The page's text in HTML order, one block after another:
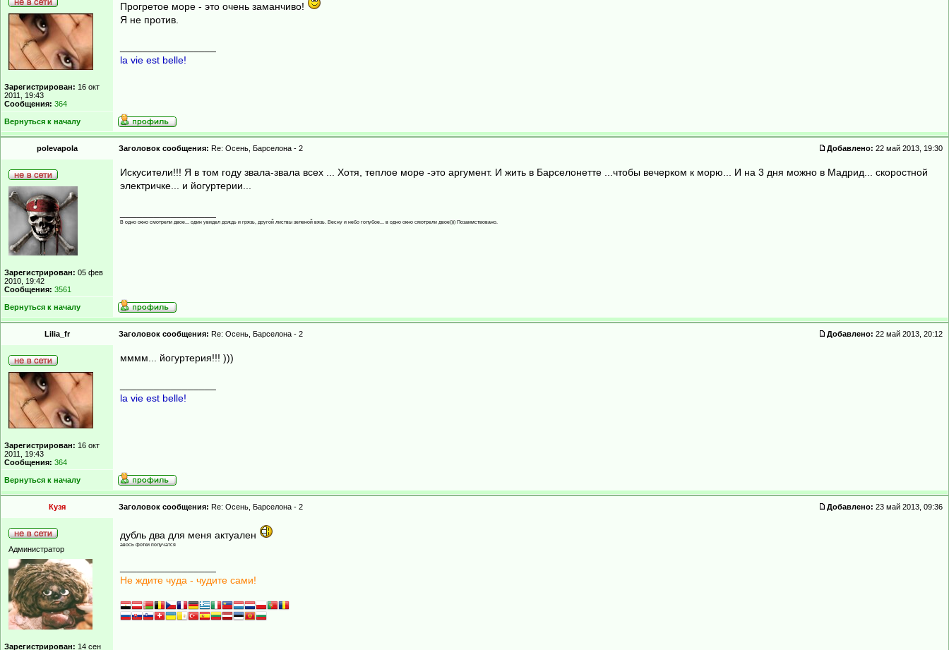
Зарегистрирован: 16 окт
2011, 19:43
Сообщения: 364
Прогретое море - это очень заманчиво!
Я не против.
la vie est belle!
Вернуться к началу
polevapola Заголовок сообщения: Re: Осень, Барселона - 2 Добавлено: 22 май 2013, 19:30
Зарегистрирован: 05 фев
2010, 19:42
Сообщения: 3561
Искусители!!! Я в том году звала-звала всех ... Хотя, теплое море -это аргумент. И жить в Барселонетте ...чтобы вечерком к морю... И на 3 дня можно в Мадрид... скоростной
электричке... и йогуртерии...
В одно окно смотрели двое... один увидел дождь и грязь, другой листвы зеленой вязь. Весну и небо голубое... в одно окно смотрели двое)))) Позаимствовано.
Вернуться к началу
Lilia_fr Заголовок сообщения: Re: Осень, Барселона - 2 Добавлено: 22 май 2013, 20:12
Зарегистрирован: 16 окт
2011, 19:43
Сообщения: 364
мммм... йогуртерия!!! )))
la vie est belle!
Вернуться к началу
Кузя Заголовок сообщения: Re: Осень, Барселона - 2 Добавлено: 23 май 2013, 09:36
Администратор
Зарегистрирован: 14 сен
дубль два для меня актуален
авось фотки получатся
Не ждите чуда - чудите сами!